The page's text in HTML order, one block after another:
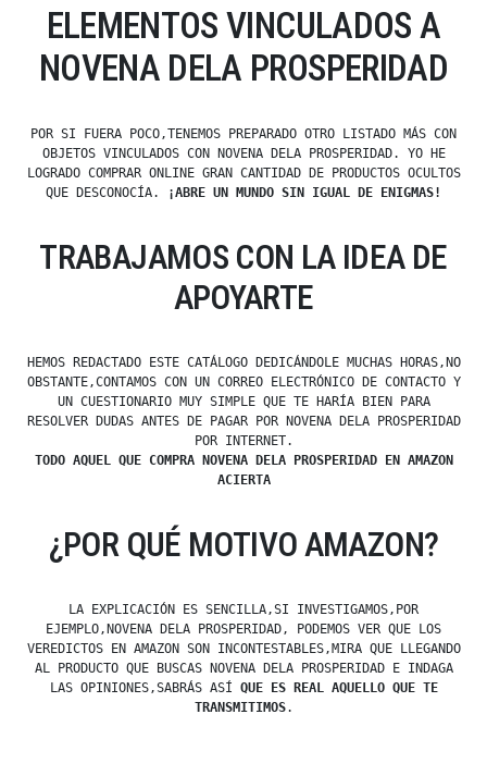
ELEMENTOS VINCULADOS A
NOVENA DELA PROSPERIDAD
POR SI FUERA POCO,TENEMOS PREPARADO OTRO LISTADO MÁS CON
OBJETOS VINCULADOS CON NOVENA DELA PROSPERIDAD. YO HE
LOGRADO COMPRAR ONLINE GRAN CANTIDAD DE PRODUCTOS OCULTOS
QUE DESCONOCÍA.
¡ABRE UN MUNDO SIN IGUAL DE ENIGMAS!
TRABAJAMOS CON LA IDEA DE
APOYARTE
HEMOS REDACTADO ESTE CATÁLOGO DEDICÁNDOLE MUCHAS HORAS,NO
OBSTANTE,CONTAMOS CON UN CORREO ELECTRÓNICO DE CONTACTO Y
UN CUESTIONARIO MUY SIMPLE QUE TE HARÍA BIEN PARA
RESOLVER DUDAS ANTES DE PAGAR POR NOVENA DELA PROSPERIDAD
POR INTERNET.
TODO AQUEL QUE COMPRA NOVENA DELA PROSPERIDAD EN AMAZON
ACIERTA
¿POR QUÉ MOTIVO AMAZON?
LA EXPLICACIÓN ES SENCILLA,SI INVESTIGAMOS,POR
EJEMPLO,NOVENA DELA PROSPERIDAD, PODEMOS VER QUE LOS
VEREDICTOS EN AMAZON SON INCONTESTABLES,MIRA QUE LLEGANDO
AL PRODUCTO QUE BUSCAS NOVENA DELA PROSPERIDAD E INDAGA
LAS OPINIONES,SABRÁS ASÍ QUE ES REAL AQUELLO QUE TE
TRANSMITIMOS.